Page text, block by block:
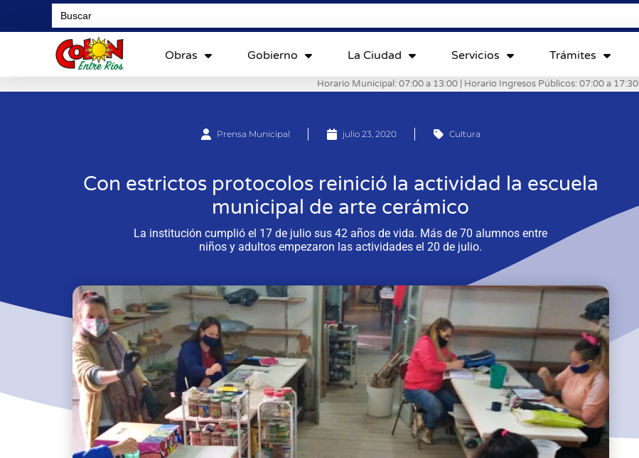
Search
for:
Obras Gobierno La Ciudad Servicios Trámites
Horario Municipal: 07:00 a 13:00 | Horario Ingresos Públicos: 07:00 a 17:30
Prensa Municipal julio 23, 2020 Cultura
Con estrictos protocolos reinició la actividad la escuela
municipal de arte cerámico
La institución cumplió el 17 de julio sus 42 años de vida. Más de 70 alumnos entre
niños y adultos empezaron las actividades el 20 de julio.